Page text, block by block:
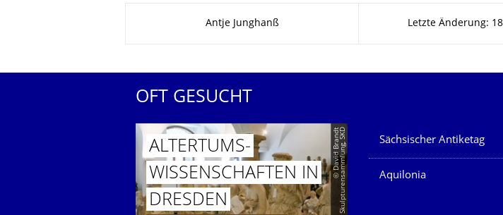
Antje Junghanß Letzte Änderung:
OFT GESUCHT
©
D
a
v
i
d
B
r
a
n
d
t
S
k
u
l
p
t
u
r
e
n
s
a
m
m
l
u
n
g,
S
KD
ALTERTUMS­
WISSENSCHAF­TEN IN
DRESDEN
Unsere Dienste
Sächsischer Antiketag
Aquilonia